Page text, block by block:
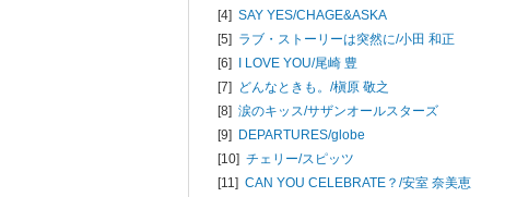
[4] SAY YES/CHAGE&ASKA
[5] ラブ・ストーリーは突然に/小田 和正
[6] I LOVE YOU/尾崎 豊
[7] どんなときも。/槇原 敬之
[8] 涙のキッス/サザンオールスターズ
[9] DEPARTURES/globe
[10] チェリー/スピッツ
[11] CAN YOU CELEBRATE？/安室 奈美恵